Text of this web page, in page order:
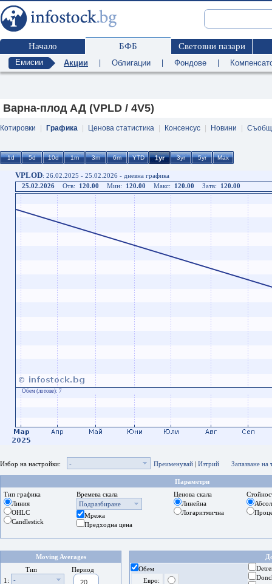
Начало БФБ Световни пазари
Емисии Акции Облигации Фондове
Варна-плод АД (VPLD / 4V5)
Котировки Графика Ценова статистика Консенсус Новини
VPLOD: 26.02.2025 - 25.02.2026 - дневна графика
25.02.2026
Отв: 120.00 Мин: 120.00 Макс: 120.00 Затв: 120.00
Обем (лотове): 7
Избор на настройки: - Преименувай | Изтрий Запазване на
Параметри
Тип графика
Линия
OHLC
Candlestick
Времева скала
Подразбиране
Мрежа
Предходна цена
Ценова скала
Линейна
Логаритмична
Moving Averages
Тип
Период
1:
-
Обем
Евро: